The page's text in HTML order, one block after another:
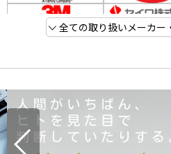
全ての取り扱いメーカー